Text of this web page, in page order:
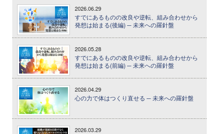
2026.06.29
すでにあるものの改良や逆転、組み合わせから
発想は始まる(後編) ─ 未来への羅針盤
2026.05.28
すでにあるものの改良や逆転、組み合わせから
発想は始まる(前編) ─ 未来への羅針盤
2026.04.29
心の力で体はつくり直せる ─ 未来への羅針盤
2026.03.29